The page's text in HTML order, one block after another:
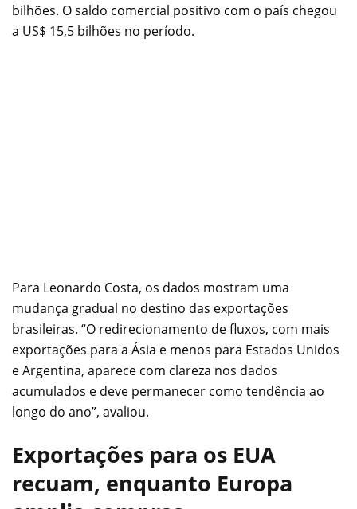
bilhões. O saldo comercial positivo com o país chegou
a US$ 15,5 bilhões no período.
Para Leonardo Costa, os dados mostram uma
mudança gradual no destino das exportações
brasileiras. “O redirecionamento de fluxos, com mais
exportações para a Ásia e menos para Estados Unidos
e Argentina, aparece com clareza nos dados
acumulados e deve permanecer como tendência ao
longo do ano”, avaliou.
Exportações para os EUA
recuam, enquanto Europa